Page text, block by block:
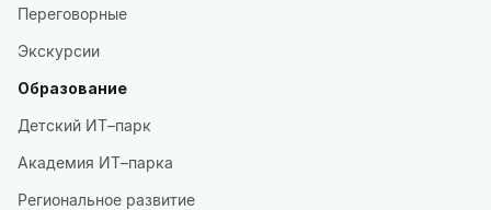
Переговорные
Экскурсии
Образование
Детский ИТ–парк
Академия ИТ–парка
Региональное развитие